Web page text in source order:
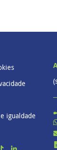
igualdade